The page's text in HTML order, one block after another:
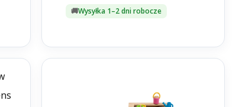
Wysyłka 1–2 dni robocze